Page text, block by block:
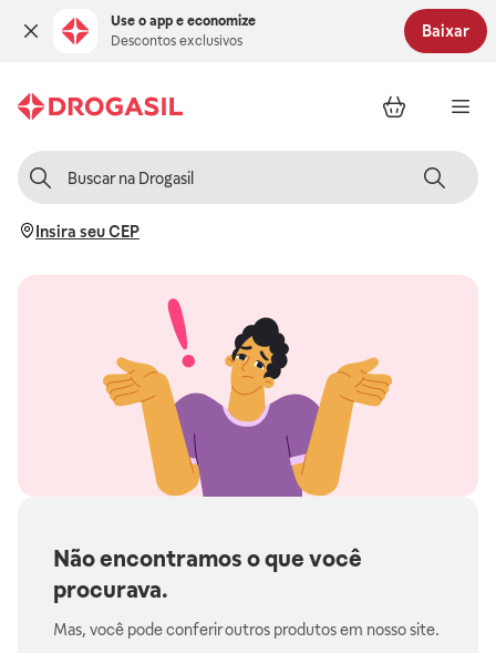
Use o app e economize
Descontos exclusivos
Baixar
Insira seu CEP
Não encontramos o que você
procurava.
Mas, você pode conferir outros produtos em nosso site.